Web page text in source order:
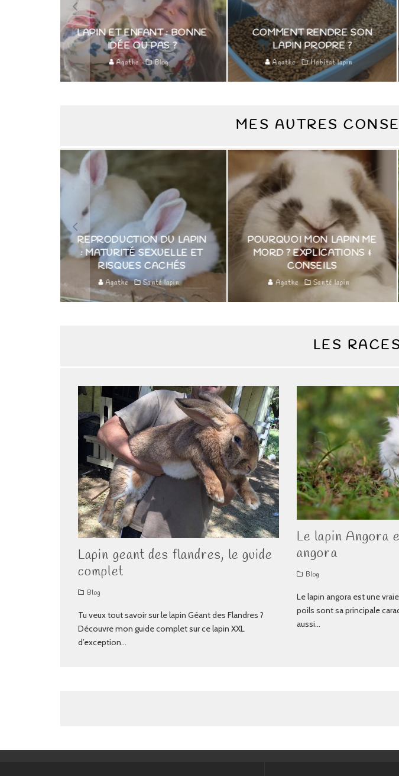
ET ENFANT : BONNE
IDÉE OU PAS ?
Blog
COMMENT RENDRE SON
LAPIN PROPRE ?
Agathe Habitat lapin
MON LAPIN
PROTÉGER
AVEC UN
Agathe
MES AUTRES
DU LAPIN
SEXUELLE ET
RISQUES CACHÉS
Santé lapin
POURQUOI MON LAPIN ME
MORD ? EXPLICATIONS &
CONSEILS
VANLIFE :
SON LAPIN
Agathe
LES
Lapin geant des flandres, le guide
complet
Blog
Tu veux tout savoir sur le lapin Géant des Flandres ?
Découvre mon guide complet sur ce lapin XXL
d’exception...
Le lapin Angora
angora
Blog
Le lapin angora est une
poils sont sa principale
aussi...